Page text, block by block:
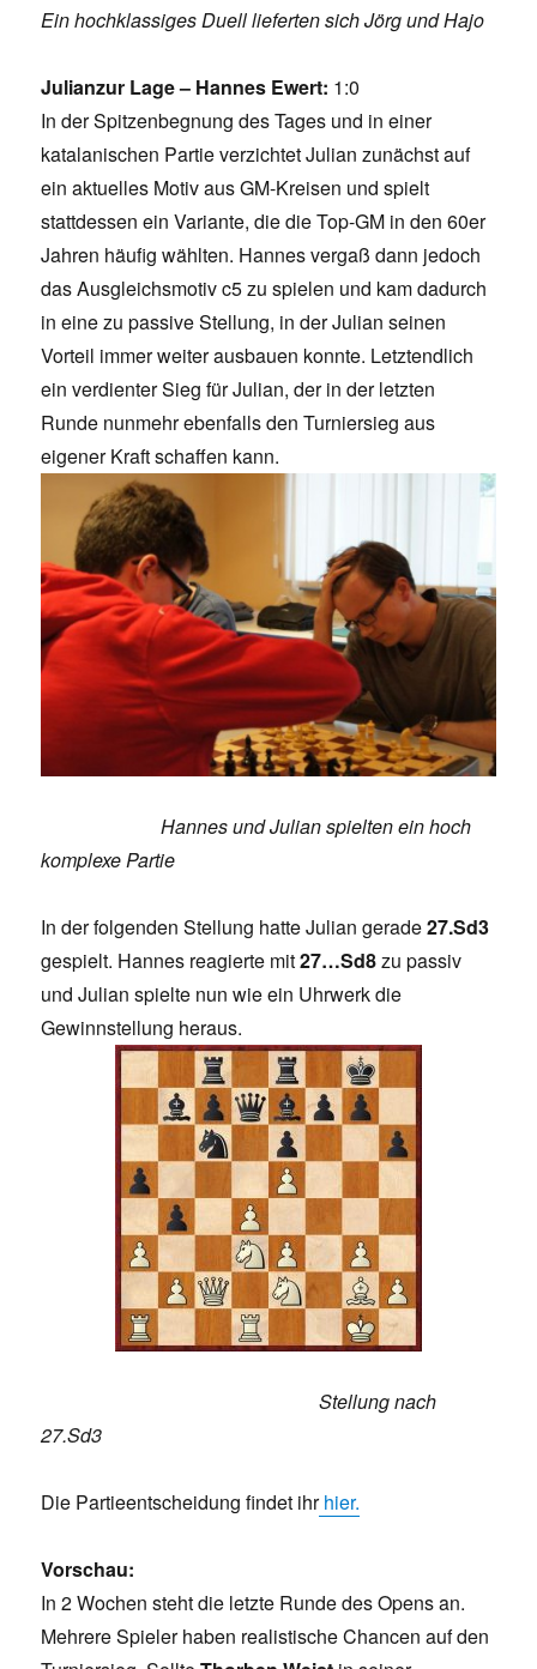
Ein hochklassiges Duell lieferten sich Jörg und Hajo
Julianzur Lage – Hannes Ewert: 1:0
In der Spitzenbegnung des Tages und in einer
katalanischen Partie verzichtet Julian zunächst auf
ein aktuelles Motiv aus GM-Kreisen und spielt
stattdessen ein Variante, die die Top-GM in den 60er
Jahren häufig wählten. Hannes vergaß dann jedoch
das Ausgleichsmotiv c5 zu spielen und kam dadurch
in eine zu passive Stellung, in der Julian seinen
Vorteil immer weiter ausbauen konnte. Letztendlich
ein verdienter Sieg für Julian, der in der letzten
Runde nunmehr ebenfalls den Turniersieg aus
eigener Kraft schaffen kann.
Hannes und Julian spielten ein hoch
komplexe Partie
In der folgenden Stellung hatte Julian gerade27.Sd3
gespielt. Hannes reagierte mit27…Sd8zu passiv
und Julian spielte nun wie ein Uhrwerk die
Gewinnstellung heraus.
Stellung nach
27.Sd3
Die Partieentscheidung findet ihrhier.
Vorschau:
In 2 Wochen steht die letzte Runde des Opens an.
Mehrere Spieler haben realistische Chancen auf den